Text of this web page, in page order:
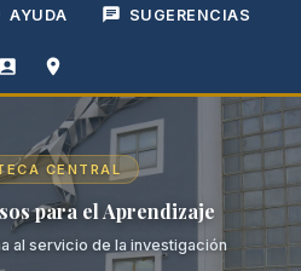
AYUDA SUGERENCIAS
CENTRAL
para el Aprendizaje
al servicio de la investigación